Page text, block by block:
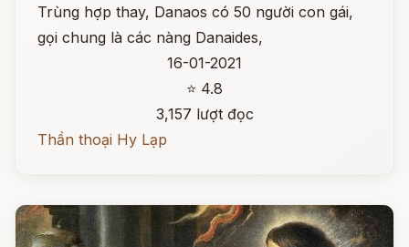
Trùng hợp thay, Danaos có 50 người con gái,
gọi chung là các nàng Danaides,
16-01-2021
⭐ 4.8
3,157 lượt đọc
Thần thoại Hy Lạp